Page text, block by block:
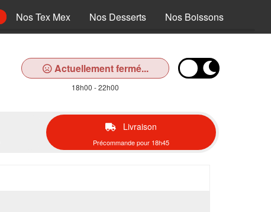
Nos Tex Mex Nos Desserts Nos Boissons
Actuellement fermé...
18h00 - 22h00
Livraison
Précommande pour 18h45